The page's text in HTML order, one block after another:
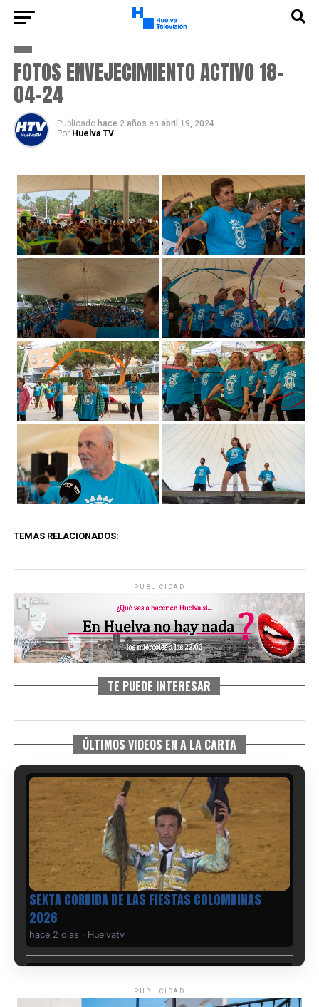
FOTOS ENVEJECIMIENTO ACTIVO 18-
04-24
Publicado hace 2 años en abril 19, 2024
Por Huelva TV
TEMAS RELACIONADOS:
PUBLICIDAD
TE PUEDE INTERESAR
ÚLTIMOS VIDEOS EN A LA CARTA
6º DÍA DE LAS FIESTAS COLOMBINAS 2026
hace 3 días
PUBLICIDAD